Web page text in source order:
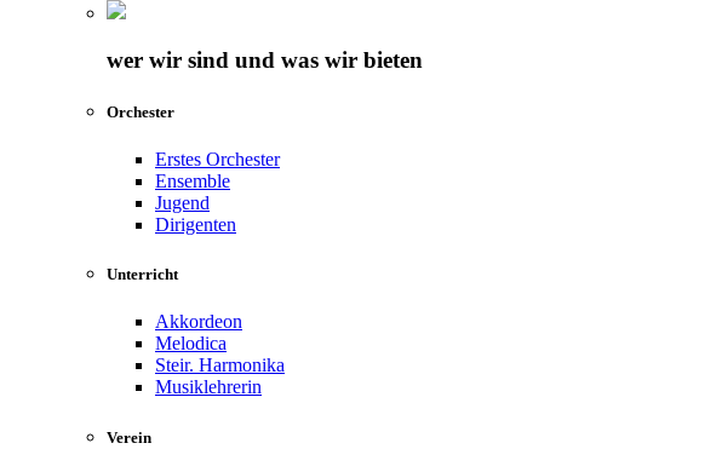
wer wir sind und was wir bieten
Orchester
Erstes Orchester
Ensemble
Jugend
Dirigenten
Unterricht
Akkordeon
Melodica
Steir. Harmonika
Musiklehrerin
Verein